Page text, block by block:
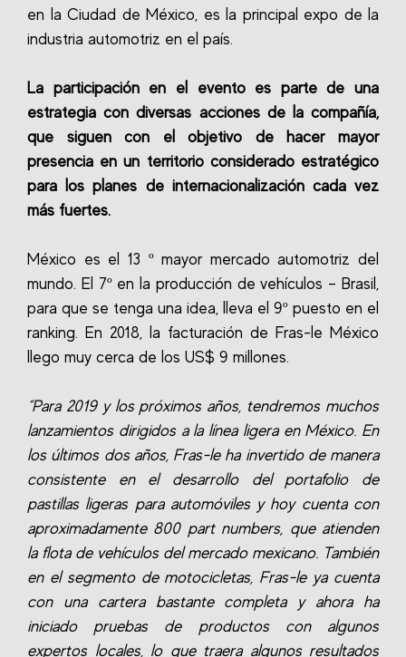
en la Ciudad de México, es la principal expo de la
industria automotriz en el país.
La participación en el evento es parte de una
estrategia con diversas acciones de la compañía,
que siguen con el objetivo de hacer mayor
presencia en un territorio considerado estratégico
para los planes de internacionalización cada vez
más fuertes.
México es el 13 º mayor mercado automotriz del
mundo. El 7º en la producción de vehículos – Brasil,
para que se tenga una idea, lleva el 9º puesto en el
ranking. En 2018, la facturación de Fras-le México
llego muy cerca de los US$ 9 millones.
“Para 2019 y los próximos años, tendremos muchos
lanzamientos dirigidos a la línea ligera en México. En
los últimos dos años, Fras-le ha invertido de manera
consistente en el desarrollo del portafolio de
pastillas ligeras para automóviles y hoy cuenta con
aproximadamente 800 part numbers, que atienden
la flota de vehículos del mercado mexicano. También
en el segmento de motocicletas, Fras-le ya cuenta
con una cartera bastante completa y ahora ha
iniciado pruebas de productos con algunos
expertos locales, lo que traera algunos resultados